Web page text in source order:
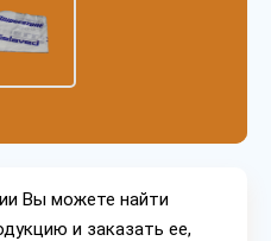
Вы можете найти
и заказать ее,